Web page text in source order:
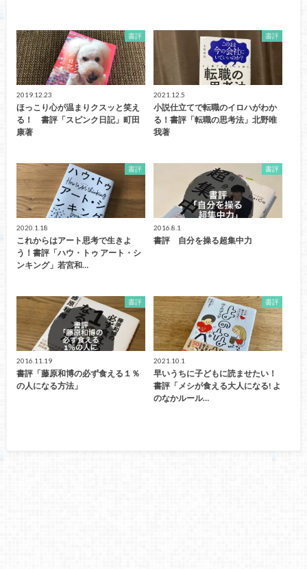
書評
2019.12.23
ほっこり心が温まりクスッと笑え
る！ 書評「スピンク日記」町田
康著
書評
2021.12.5
小説仕立てで転職のイロハがわか
る！書評「転職の思考法」北野唯
我著
書評
2020.1.18
これからはアート思考で生きよ
う！書評「ハウ・トゥ アート・シ
ンキング」若宮和…
書評
2016.8.1
書評 自分を操る超集中力
書評
2016.11.19
書評「藤原和博の必ず食える１％
の人になる方法」
書評
2021.10.1
早いうちに子どもに読ませたい！
書評「メシが食える大人になる! よ
のなかルール…